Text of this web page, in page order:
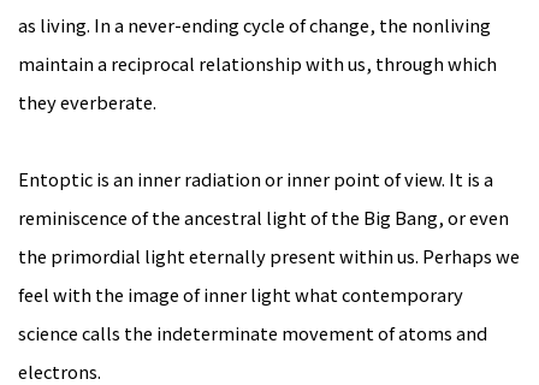
as living. In a never-ending cycle of change, the nonliving
maintain a reciprocal relationship with us, through which
they everberate.
Entoptic is an inner radiation or inner point of view. It is a
reminiscence of the ancestral light of the Big Bang, or even
the primordial light eternally present within us. Perhaps we
feel with the image of inner light what contemporary
science calls the indeterminate movement of atoms and
electrons.